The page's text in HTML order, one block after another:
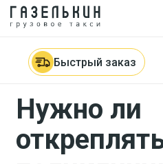
Быстрый заказ
Главная  Блог 
Нужно ли
Нужно ли